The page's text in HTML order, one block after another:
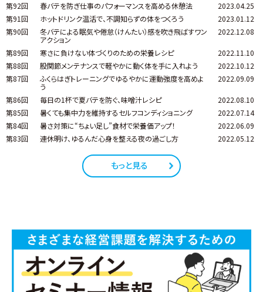
第92回
春バテを防ぎ仕事のパフォーマンスを高める休憩法
2023.04.25
第91回
ホットドリンク温活で、不調知らずの体をつくろう
2023.01.12
第90回
冬バテによる眠気や倦怠（けんたい）感を吹き飛ばすワン
アクション
2022.12.08
第89回 寒さに負けない体づくりのための栄養レシピ
2022.11.10
第88回
股関節メンテナンスで軽やかに動く体を手に入れよう
2022.10.12
第87回
ふくらはぎトレーニングでゆるやかに運動強度を高めよ
う
2022.09.09
第86回 毎日の1杯で夏バテを防ぐ、味噌汁レシピ
2022.08.10
第85回
暑くても集中力を維持するセルフコンディショニング
2022.07.14
第84回
暑さ対策に“ちょい足し”食材で栄養価アップ！
2022.06.09
第83回
連休明け、ゆるんだ心身を整える夜の過ごし方 2022.05.12
もっと見る